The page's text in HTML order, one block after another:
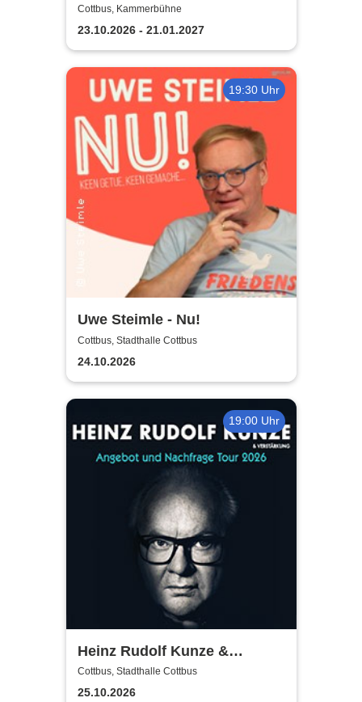
Staatstheater Cottbus
Cottbus, Kammerbühne
23.10.2026 - 21.01.2027
19:30 Uhr
Uwe Steimle - Nu!
Cottbus, Stadthalle Cottbus
24.10.2026
19:00 Uhr
Heinz Rudolf Kunze &
Verstärkung - Angebot und
Nachfrage Tour
Cottbus, Stadthalle Cottbus
25.10.2026